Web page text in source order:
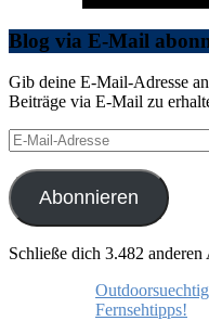
Blog via E-Mail
Gib deine E-Mail-Adresse
Beiträge via E-Mail zu
E-
Mail-
Adresse
Abonnieren
Schließe dich 3.482 anderen
Fernsehtipps!